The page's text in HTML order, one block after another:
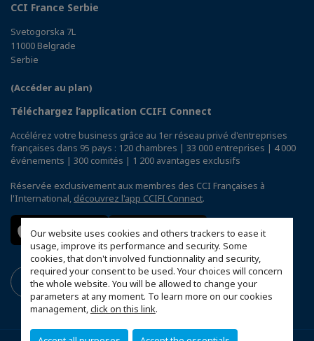
Our website uses cookies and others trackers to ease it
usage, improve its performance and security. Some
cookies, that don't involved functionnality and security,
required your consent to be used. Your choices will concern
the whole website. You will be allowed to change your
parameters at any moment. To learn more on our cookies
management,click on this link.
CCI France Serbie
Svetogorska 7L
11000 Belgrade
Serbie
(Accéder au plan)
Téléchargez l’application CCIFI Connect
Accélérez votre business grâce au 1er réseau privé d'entreprises
françaises dans 95 pays : 120 chambres | 33 000 entreprises | 4 000
événements | 300 comités | 1 200 avantages exclusifs
Réservée exclusivement aux membres des CCI Françaises à
l'International, découvrez l'app CCIFI Connect.